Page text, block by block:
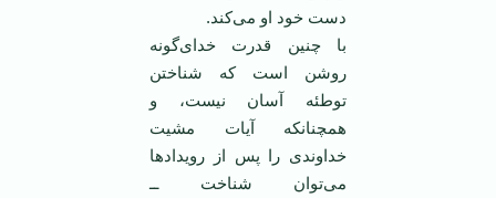
دست خود او می‌کند.
با چنین قدرت خدای‌گونه
روشن است كه شناختن
توطئه آسان نیست، و
همچنانكه آیات مشیت
خداوندی را ‏پس از رویدادها
می‌توان شناخت ــ